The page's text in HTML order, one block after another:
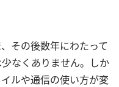
その後数年にわたって
なくありません。しか
ルや通信の使い方が変